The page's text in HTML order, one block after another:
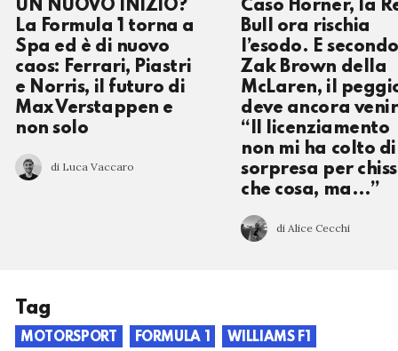
UN NUOVO INIZIO?
La Formula 1 torna a
Spa ed è di nuovo
caos: Ferrari, Piastri
e Norris, il futuro di
Max Verstappen e
non solo
di Luca Vaccaro
Caso Horner, la
Bull ora rischia
l’esodo. E secondo
Zak Brown della
McLaren, il
deve ancora
“Il licenziamento
non mi ha colto di
sorpresa per
che cosa, ma…”
di Alice Cecchi
Tag
MOTORSPORT FORMULA 1
WILLIAMS F1